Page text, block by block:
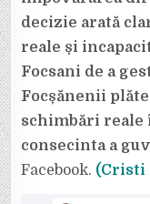
decizie arată
reale și
Focsani de a
Focșănenii
schimbări reale
consecinta a
Facebook. (Cristi